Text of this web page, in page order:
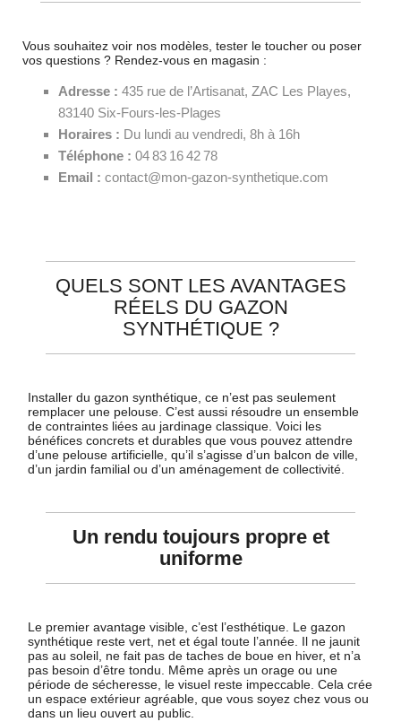
Vous souhaitez voir nos modèles, tester le toucher ou poser
vos questions ? Rendez-vous en magasin :
Adresse : 435 rue de l’Artisanat, ZAC Les Playes,
83140 Six-Fours-les-Plages
Horaires : Du lundi au vendredi, 8h à 16h
Téléphone : 04 83 16 42 78
Email : contact@mon-gazon-synthetique.com
QUELS SONT LES AVANTAGES
RÉELS DU GAZON
SYNTHÉTIQUE ?
Installer du gazon synthétique, ce n’est pas seulement
remplacer une pelouse. C’est aussi résoudre un ensemble
de contraintes liées au jardinage classique. Voici les
bénéfices concrets et durables que vous pouvez attendre
d’une pelouse artificielle, qu’il s’agisse d’un balcon de ville,
d’un jardin familial ou d’un aménagement de collectivité.
Un rendu toujours propre et
uniforme
Le premier avantage visible, c’est l’esthétique. Le gazon
synthétique reste vert, net et égal toute l’année. Il ne jaunit
pas au soleil, ne fait pas de taches de boue en hiver, et n’a
pas besoin d’être tondu. Même après un orage ou une
période de sécheresse, le visuel reste impeccable. Cela crée
un espace extérieur agréable, que vous soyez chez vous ou
dans un lieu ouvert au public.